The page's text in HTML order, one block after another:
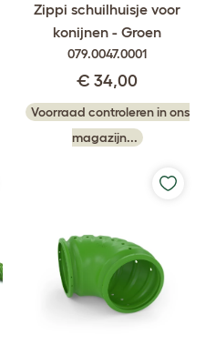
Zippi schuilhuisje voor
konijnen - Groen
079.0047.0001
€ 34,00
Voorraad controleren in ons
magazijn...